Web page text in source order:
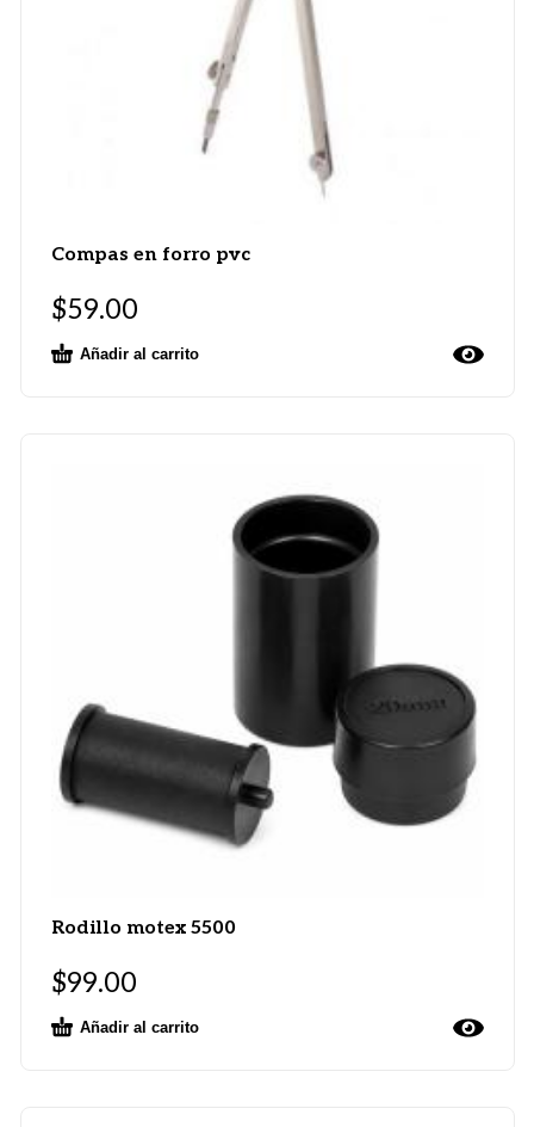
Compas en forro pvc
$59.00
Añadir al carrito
Rodillo motex 5500
$99.00
Añadir al carrito